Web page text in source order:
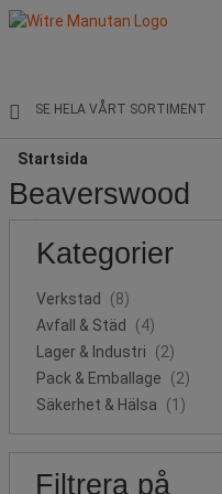
SE HELA VÅRT SORTIMENT
Startsida
Beaverswood
Kategorier
Verkstad
(8)
Avfall & Städ
(4)
Lager & Industri
(2)
Pack & Emballage
(2)
Säkerhet & Hälsa
(1)
Filtrera på
märken
gräns
gräns